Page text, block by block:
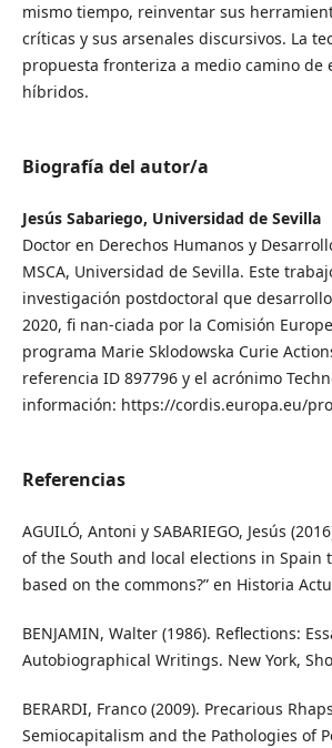
mismo tiempo, reinventar sus
críticas y sus arsenales discursivos. La
propuesta fronteriza a medio camino de
híbridos.
Biografía del autor/a
Jesús Sabariego, Universidad de Sevilla
Doctor en Derechos Humanos y
MSCA, Universidad de Sevilla. Este
investigación postdoctoral que
2020, fi nan-ciada por la Comisión
programa Marie Sklodowska Curie
referencia ID 897796 y el acrónimo
información: https://cordis.europa.eu/
Referencias
AGUILÓ, Antoni y SABARIEGO, Jesús
of the South and local elections in Spain
based on the commons?” en Historia
BENJAMIN, Walter (1986). Reflections:
Autobiographical Writings. New York,
BERARDI, Franco (2009). Precarious
Semiocapitalism and the Pathologies of